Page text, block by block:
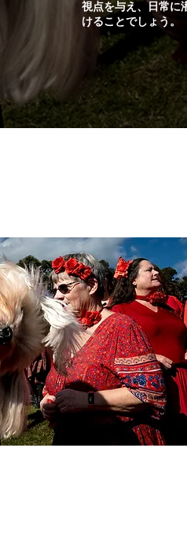
視点を与え、日常に
けることでしょう。